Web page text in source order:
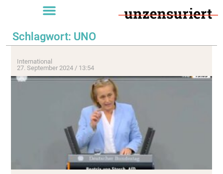
Schlagwort: UNO
International
27. September 2024 / 13:54